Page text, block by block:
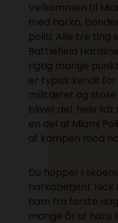
Velkommen til
med narko,
politi. Alle tre ting
Battlefield
rigtig mange
er typisk kendt
militæret og store
bliver det hele lidt
en del af Miami
af kampen mod
Du hopper i
narkobetjent Nick
ham fra første
mange år af hans